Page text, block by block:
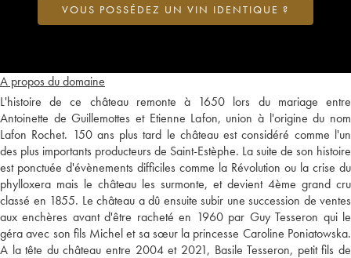
A propos du domaine
L'histoire de ce château remonte à 1650 lors du mariage entre
Antoinette de Guillemottes et Etienne Lafon, union à l'origine du nom
Lafon Rochet. 150 ans plus tard le château est considéré comme l'un
des plus importants producteurs de Saint-Estèphe. La suite de son histoire
est ponctuée d'évènements difficiles comme la Révolution ou la crise du
phylloxera mais le château les surmonte, et devient 4ème grand cru
classé en 1855. Le château a dû ensuite subir une succession de ventes
aux enchères avant d'être racheté en 1960 par Guy Tesseron qui le
géra avec son fils Michel et sa sœur la princesse Caroline Poniatowska.
A la tête du château entre 2004 et 2021, Basile Tesseron, petit fils de
VOUS POSSÉDEZ UN VIN IDENTIQUE ?